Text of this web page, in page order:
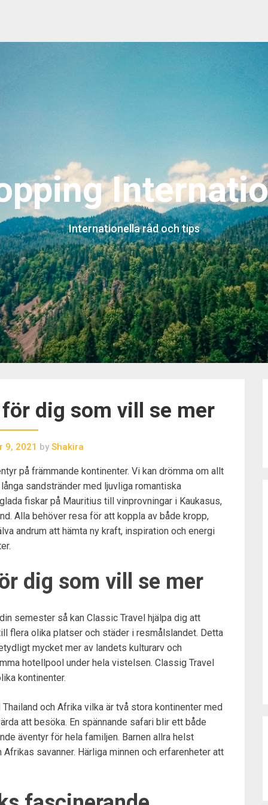
Internationella råd och tips
dig som vill se mer
9, 2021 by Shakira
på främmande kontinenter. Vi kan drömma om allt
sandstränder med ljuvliga romantiska
fiskar på Mauritius till vinprovningar i Kaukasus,
Alla behöver resa för att koppla av både kropp,
andrum att hämta ny kraft, inspiration och energi
dig som vill se mer
semester så kan Classic Travel hjälpa dig att
flera olika platser och städer i resmålslandet. Detta
mycket mer av landets kulturarv och
hotellpool under hela vistelsen. Classig Travel
kontinenter.
och Afrika vilka är två stora kontinenter med
att besöka. En spännande safari blir ett både
äventyr för hela familjen. Barnen allra helst
savanner. Härliga minnen och erfarenheter att